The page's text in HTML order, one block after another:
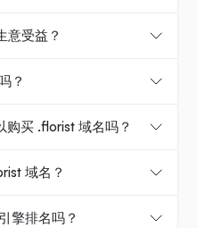
意受益？
？
购买 .florist 域名吗？
域名？
擎排名吗？